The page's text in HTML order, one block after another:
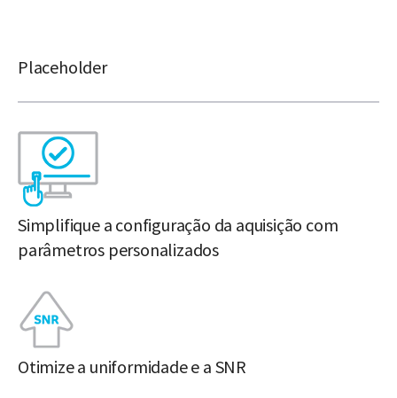
Placeholder
Simplifique a configuração da aquisição com
parâmetros personalizados
Otimize a uniformidade e a SNR